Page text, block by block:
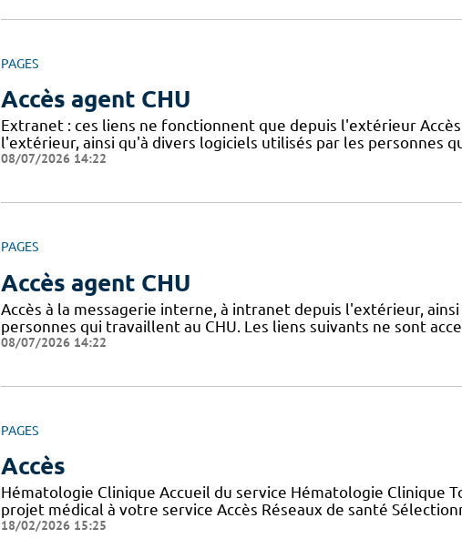
PAGES
Accès agent CHU
Extranet : ces liens ne fonctionnent que depuis l'extérieur
l'extérieur, ainsi qu'à divers logiciels utilisés par les personnes
08/07/2026 14:22
PAGES
Accès agent CHU
Accès à la messagerie interne, à intranet depuis l'extérieur,
personnes qui travaillent au CHU. Les liens suivants ne sont
08/07/2026 14:22
PAGES
Accès
Hématologie Clinique Accueil du service Hématologie Clinique
projet médical à votre service Accès Réseaux de santé
18/02/2026 15:25